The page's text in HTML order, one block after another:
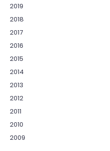
2019
2018
2017
2016
2015
2014
2013
2012
2011
2010
2009